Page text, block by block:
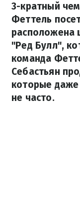
3-кратный
Феттель
расположена
"Ред Булл",
команда
Себастьян
которые
не часто.